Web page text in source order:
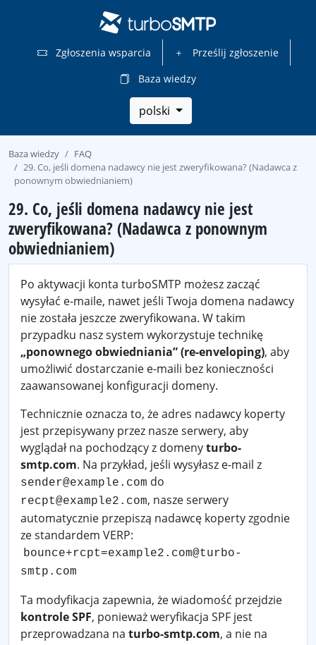
Zgłoszenia wsparcia
Prześlij zgłoszenie
Baza wiedzy
polski
Baza wiedzy
FAQ
29. Co, jeśli domena nadawcy nie jest zweryfikowana? (Nadawca z
ponownym obwiednianiem)
29. Co, jeśli domena nadawcy nie jest
zweryfikowana? (Nadawca z ponownym
obwiednianiem)
Po aktywacji konta turboSMTP możesz zacząć
wysyłać e-maile, nawet jeśli Twoja domena nadawcy
nie została jeszcze zweryfikowana. W takim
przypadku nasz system wykorzystuje technikę
„ponownego obwiedniania” (re-enveloping), aby
umożliwić dostarczanie e-maili bez konieczności
zaawansowanej konfiguracji domeny.
Technicznie oznacza to, że adres nadawcy koperty
jest przepisywany przez nasze serwery, aby
wyglądał na pochodzący z domenyturbo-
smtp.com. Na przykład, jeśli wysyłasz e-mail z
sender@example.com do
recpt@example2.com, nasze serwery
automatycznie przepiszą nadawcę koperty zgodnie
ze standardem VERP:
bounce+rcpt=example2.com@turbo-
smtp.com
Ta modyfikacja zapewnia, że wiadomość przejdzie
kontrole SPF, ponieważ weryfikacja SPF jest
przeprowadzana na turbo-smtp.com, a nie na